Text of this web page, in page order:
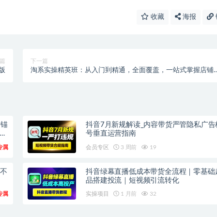
收藏 海报
下一篇
淘系实操精英班：从入门到精通，全面覆盖，一站式掌握店铺
属
抖音7月新规解读_内容带货严管隐私广告
号垂直运营指南
会员专区 3 周前 19
属
抖音绿幕直播低成本带货全流程｜零基础
品搭建投流｜短视频引流转化
实操项目 1 月前 32